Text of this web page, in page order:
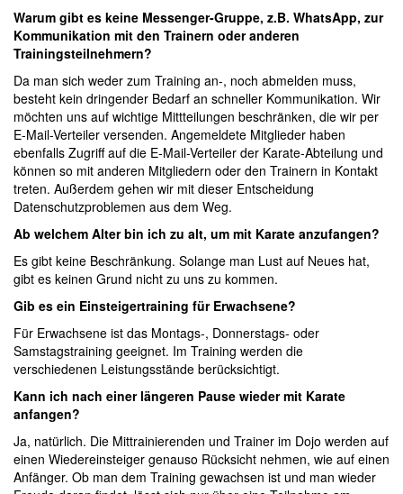
Warum gibt es keine Messenger-Gruppe, z.B. WhatsApp, zur
Kommunikation mit den Trainern oder anderen
Trainingsteilnehmern?
Da man sich weder zum Training an-, noch abmelden muss,
besteht kein dringender Bedarf an schneller Kommunikation. Wir
möchten uns auf wichtige Mittteilungen beschränken, die wir per
E-Mail-Verteiler versenden. Angemeldete Mitglieder haben
ebenfalls Zugriff auf die E-Mail-Verteiler der Karate-Abteilung und
können so mit anderen Mitgliedern oder den Trainern in Kontakt
treten. Außerdem gehen wir mit dieser Entscheidung
Datenschutzproblemen aus dem Weg.
Ab welchem Alter bin ich zu alt, um mit Karate anzufangen?
Es gibt keine Beschränkung. Solange man Lust auf Neues hat,
gibt es keinen Grund nicht zu uns zu kommen.
Gib es ein Einsteigertraining für Erwachsene?
Für Erwachsene ist das Montags-, Donnerstags- oder
Samstagstraining geeignet. Im Training werden die
verschiedenen Leistungsstände berücksichtigt.
Kann ich nach einer längeren Pause wieder mit Karate
anfangen?
Ja, natürlich. Die Mittrainierenden und Trainer im Dojo werden auf
einen Wiedereinsteiger genauso Rücksicht nehmen, wie auf einen
Anfänger. Ob man dem Training gewachsen ist und man wieder